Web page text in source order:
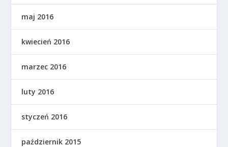
maj 2016
kwiecień 2016
marzec 2016
luty 2016
styczeń 2016
październik 2015